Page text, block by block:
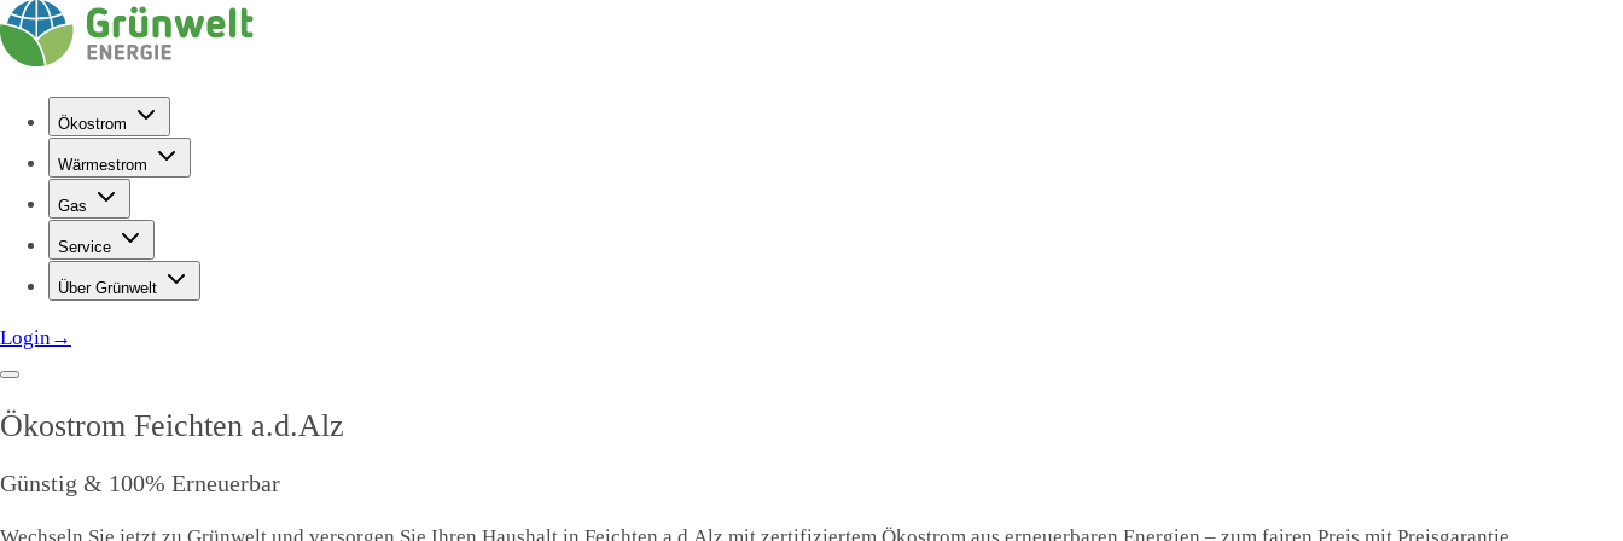
Ökostrom
Wärmestrom
Gas
Service
Über Grünwelt
Login→
Ökostrom Feichten a.d.Alz
Günstig & 100% Erneuerbar